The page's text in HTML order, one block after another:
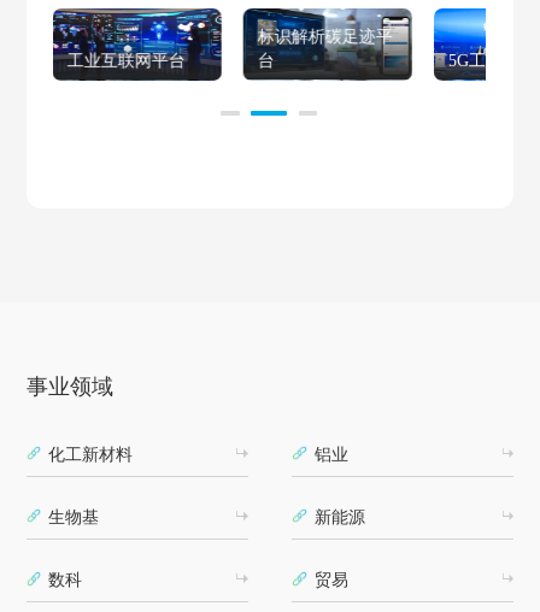
网平台
标识解析碳足迹平
台
5G工厂
事业领域
化工新材料 铝业
生物基 新能源
数科 贸易